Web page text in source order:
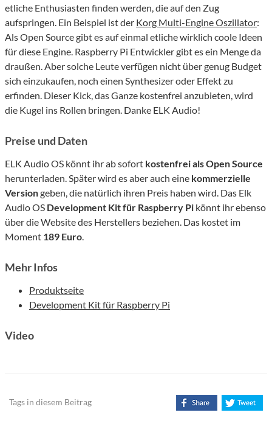
etliche Enthusiasten finden werden, die auf den Zug
aufspringen. Ein Beispiel ist der Korg Multi-Engine Oszillator:
Als Open Source gibt es auf einmal etliche wirklich coole Ideen
für diese Engine. Raspberry Pi Entwickler gibt es ein Menge da
draußen. Aber solche Leute verfügen nicht über genug Budget
sich einzukaufen, noch einen Synthesizer oder Effekt zu
erfinden. Dieser Kick, das Ganze kostenfrei anzubieten, wird
die Kugel ins Rollen bringen. Danke ELK Audio!
Preise und Daten
ELK Audio OS könnt ihr ab sofort kostenfrei als Open Source
herunterladen. Später wird es aber auch eine kommerzielle
Versiongeben, die natürlich ihren Preis haben wird. Das Elk
Audio OS Development Kit für Raspberry Pi könnt ihr ebenso
über die Website des Herstellers beziehen. Das kostet im
Moment 189 Euro.
Mehr Infos
Produktseite
Development Kit für Raspberry Pi
Video
Tags in diesem Beitrag